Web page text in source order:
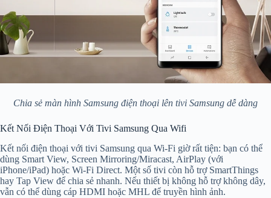
Chia sẻ màn hình Samsung điện thoại lên tivi Samsung dễ dàng
Kết Nối Điện Thoại Với Tivi Samsung Qua Wifi
Kết nối điện thoại với tivi Samsung qua Wi‑Fi giờ rất tiện: bạn có thể
dùng Smart View, Screen Mirroring/Miracast, AirPlay (với
iPhone/iPad) hoặc Wi‑Fi Direct. Một số tivi còn hỗ trợ SmartThings
hay Tap View để chia sẻ nhanh. Nếu thiết bị không hỗ trợ không dây,
vẫn có thể dùng cáp HDMI hoặc MHL để truyền hình ảnh.